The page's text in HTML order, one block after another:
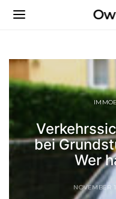
bei
Wer
NOVEMBER